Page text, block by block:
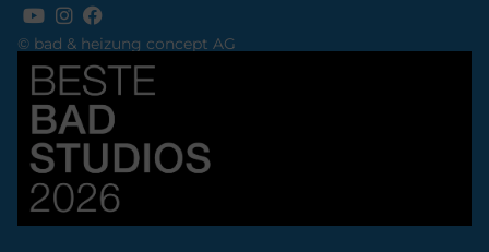
© bad & heizung concept AG